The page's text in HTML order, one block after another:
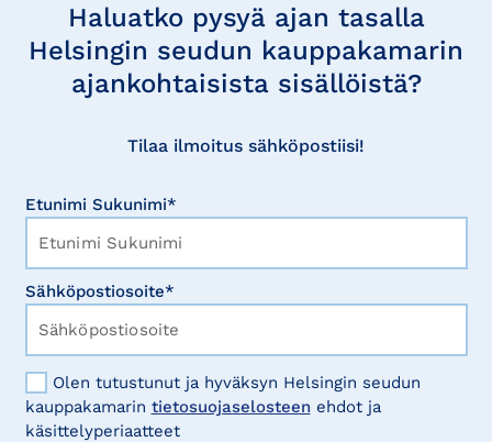
Haluatko pysyä ajan tasalla
Helsingin seudun kauppakamarin
ajankohtaisista sisällöistä?
Tilaa ilmoitus sähköpostiisi!
Etunimi Sukunimi*
Sähköpostiosoite*
Olen tutustunut ja hyväksyn Helsingin seudun
kauppakamarin tietosuojaselosteen ehdot ja
käsittelyperiaatteet